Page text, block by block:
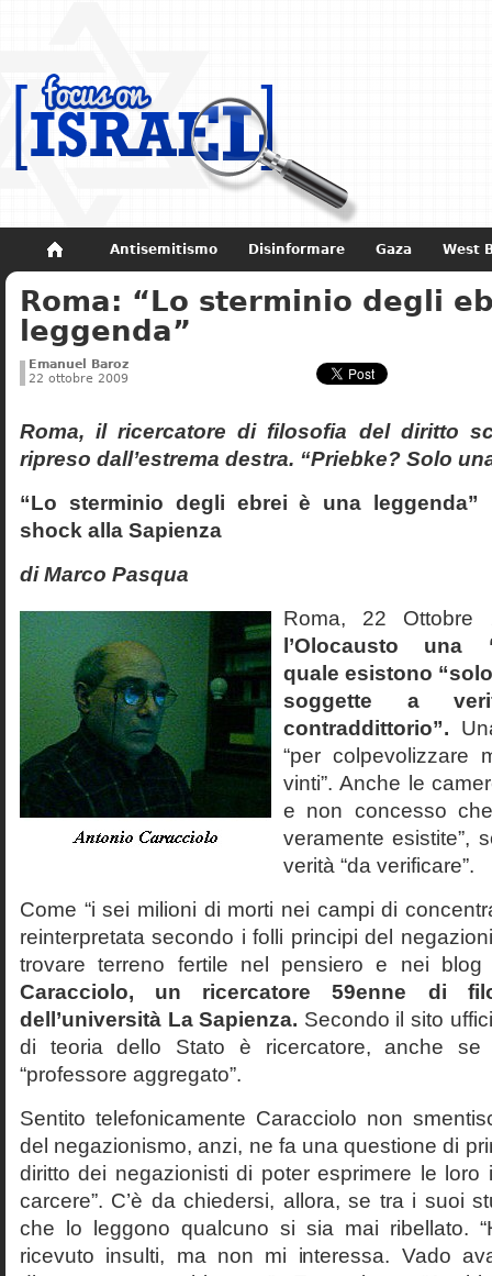
Antisemitismo Disinformare Gaza West
Non dimenticare Storia di Israele
Roma: “Lo sterminio degli
leggenda”
Emanuel Baroz
22 ottobre 2009
Roma, il ricercatore di filosofia del diritto
ripreso dall’estrema destra. “Priebke? Solo
“Lo sterminio degli ebrei è una leggenda”
shock alla Sapienza
di Marco Pasqua
Roma, 22
l’Olocausto una
quale esistono
soggette a
contraddittorio”.
“per colpevolizzare
vinti”. Anche le
e non concesso
veramente esistite”,
verità “da verificare”.
Come “i sei milioni di morti nei campi di
reinterpretata secondo i folli principi del
trovare terreno fertile nel pensiero e nei
Caracciolo, un ricercatore 59enne di
dell’università La Sapienza. Secondo il sito
di teoria dello Stato è ricercatore, anche
“professore aggregato”.
Sentito telefonicamente Caracciolo non
del negazionismo, anzi, ne fa una questione di
diritto dei negazionisti di poter esprimere le loro
carcere”. C’è da chiedersi, allora, se tra i suoi
che lo leggono qualcuno si sia mai ribellato.
ricevuto insulti, ma non mi interessa. Vado